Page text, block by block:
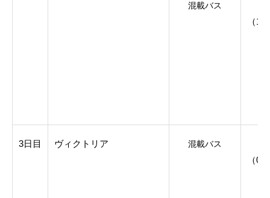
混載バス
（
3日目 ヴィクトリア 混載バス
（